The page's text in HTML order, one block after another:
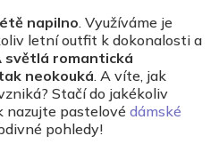
napilno. Využíváme je
letní outfit k dokonalosti a
světlá romantická
neokouká. A víte, jak
Stačí do jakékoliv
nazujte pastelové dámské
pohledy!